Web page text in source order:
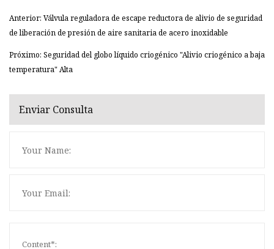
Anterior: Válvula reguladora de escape reductora de alivio de seguridad
de liberación de presión de aire sanitaria de acero inoxidable
Próximo: Seguridad del globo líquido criogénico "Alivio criogénico a baja
temperatura" Alta
Enviar Consulta